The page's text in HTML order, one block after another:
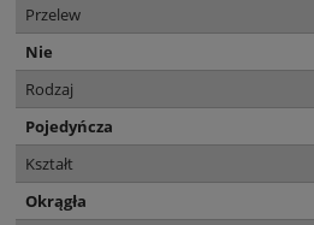
Przelew
Nie
Rodzaj
Pojedyńcza
Kształt
Okrągła